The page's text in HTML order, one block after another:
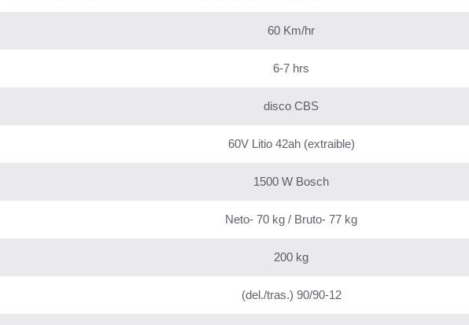
60 Km/hr
6-7 hrs
disco CBS
60V Litio 42ah (extraible)
1500 W Bosch
Neto- 70 kg / Bruto- 77 kg
200 kg
(del./tras.) 90/90-12